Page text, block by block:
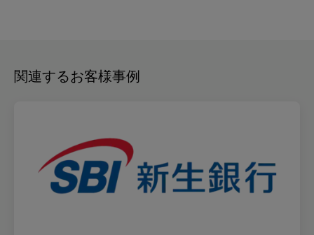
関連するお客様事例